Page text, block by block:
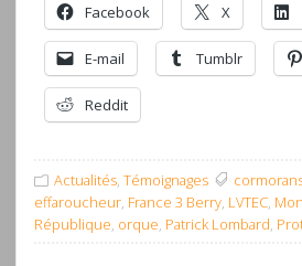
Facebook X
E-mail Tumblr
Reddit
Actualités,Témoignages
effaroucheur, France 3 Berry, LVTEC,
République, orque, Patrick Lombard,